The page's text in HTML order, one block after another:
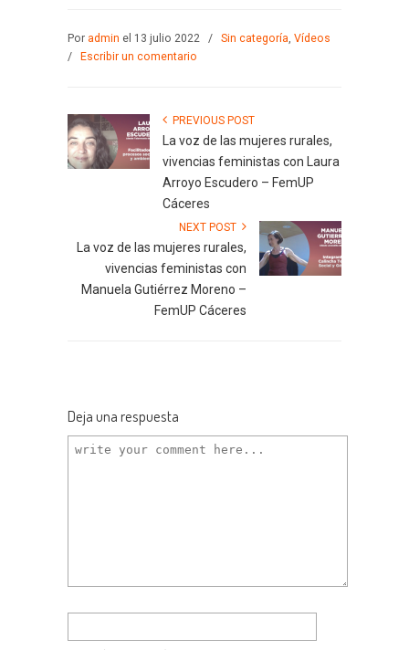
Por admin el 13 julio 2022 / Sin categoría Vídeos
/ Escribir un comentario
PREVIOUS POST
La voz de las mujeres rurales,
vivencias feministas con Laura
Arroyo Escudero – FemUP
Cáceres
NEXT POST
La voz de las mujeres rurales,
vivencias feministas con
Manuela Gutiérrez Moreno –
FemUP Cáceres
Deja una respuesta